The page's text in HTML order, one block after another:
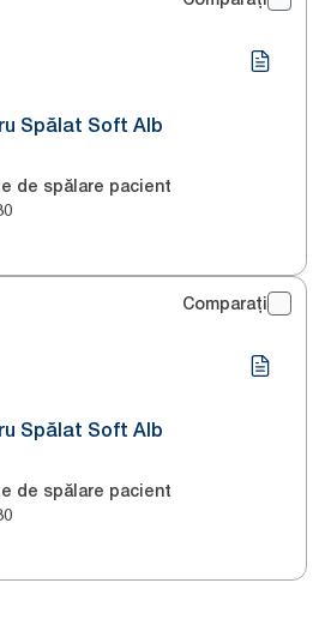
Spălat Soft Alb
de spălare pacient
Comparați
Spălat Soft Alb
de spălare pacient